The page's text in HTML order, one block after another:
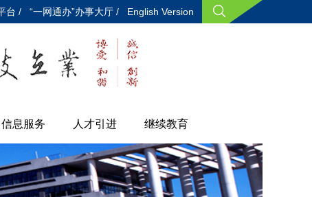
台 / “一网通办”办事大厅 / English Version
信息服务 人才引进 继续教育